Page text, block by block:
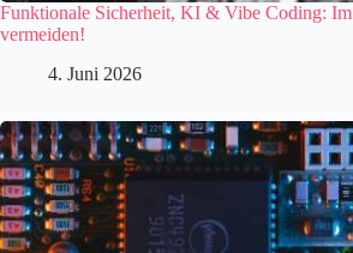
Funktionale Sicherheit, KI & Vibe Coding:
vermeiden!
4. Juni 2026